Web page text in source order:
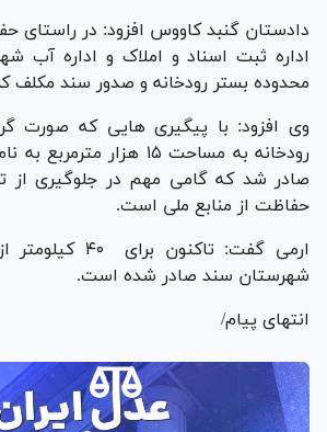
دادستان گنبد کاووس افزود: در راستای
اداره ثبت اسناد و املاک و اداره آب
محدوده بستر رودخانه و صدور سند مکلف
وی افزود: با پیگیری هایی که صورت
رودخانه به مساحت ۱۵ هزار
صادر شد که گامی مهم در جلوگیری از
حفاظت از منابع ملی است.
ارمی گفت: تاکنون
شهرستان سند صادر شده است.
انتهای پیام/